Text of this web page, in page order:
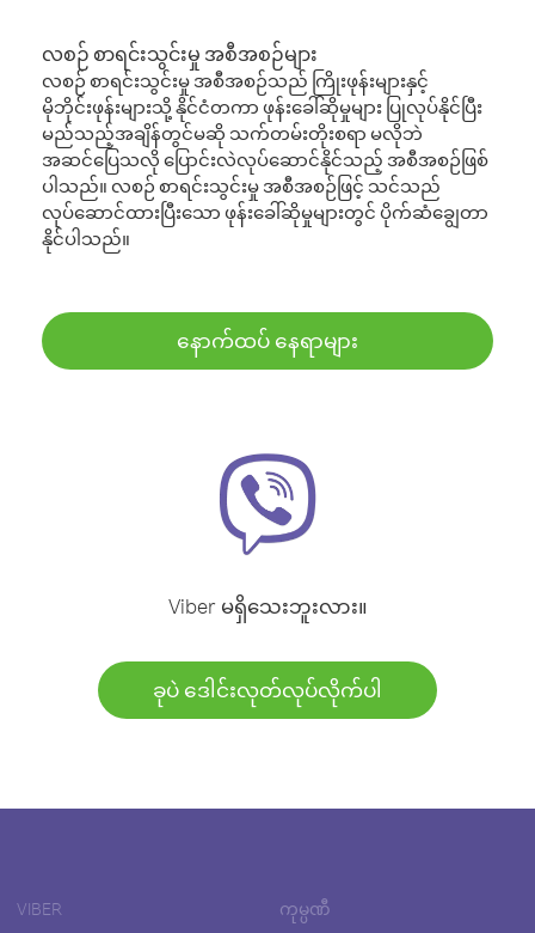
လစဉ် စာရင်းသွင်းမှု အစီအစဉ်များ
လစဉ် စာရင်းသွင်းမှု အစီအစဉ်သည် ကြိုးဖုန်းများနှင့်
မိုဘိုင်းဖုန်းများသို့ နိုင်ငံတကာ ဖုန်းခေါ်ဆိုမှုများ ပြုလုပ်နိုင်ပြီး
မည်သည့်အချိန်တွင်မဆို သက်တမ်းတိုးစရာ မလိုဘဲ
အဆင်ပြေသလို ပြောင်းလဲလုပ်ဆောင်နိုင်သည့် အစီအစဉ်ဖြစ်
ပါသည်။ လစဉ် စာရင်းသွင်းမှု အစီအစဉ်ဖြင့် သင်သည်
လုပ်ဆောင်ထားပြီးသော ဖုန်းခေါ်ဆိုမှုများတွင် ပိုက်ဆံချွေတာ
နိုင်ပါသည်။
နောက်ထပ် နေရာများ
Viber မရှိသေးဘူးလား။
ခုပဲ ဒေါင်းလုတ်လုပ်လိုက်ပါ
VIBER ကုမ္ပဏီ